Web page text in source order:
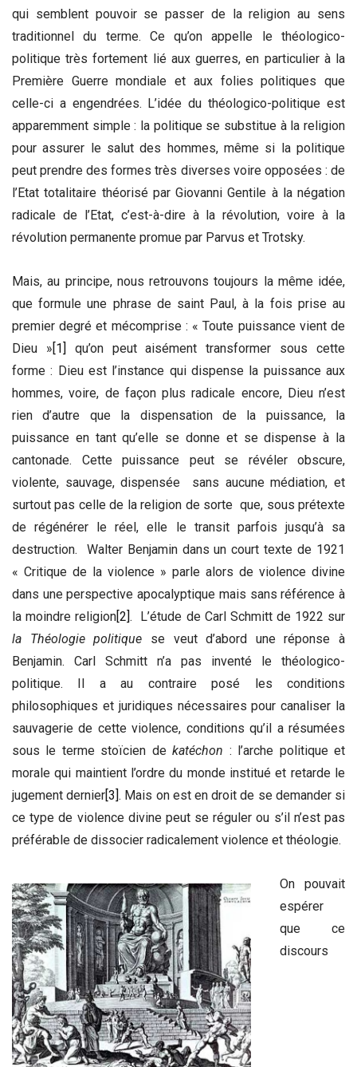
qui semblent pouvoir se passer de la religion au sens
traditionnel du terme. Ce qu’on appelle le théologico-
politique très fortement lié aux guerres, en particulier à la
Première Guerre mondiale et aux folies politiques que
celle-ci a engendrées. L’idée du théologico-politique est
apparemment simple : la politique se substitue à la religion
pour assurer le salut des hommes, même si la politique
peut prendre des formes très diverses voire opposées : de
l’Etat totalitaire théorisé par Giovanni Gentile à la négation
radicale de l’Etat, c’est-à-dire à la révolution, voire à la
révolution permanente promue par Parvus et Trotsky.
Mais, au principe, nous retrouvons toujours la même idée,
que formule une phrase de saint Paul, à la fois prise au
premier degré et mécomprise : « Toute puissance vient de
Dieu »[1] qu’on peut aisément transformer sous cette
forme : Dieu est l’instance qui dispense la puissance aux
hommes, voire, de façon plus radicale encore, Dieu n’est
rien d’autre que la dispensation de la puissance, la
puissance en tant qu’elle se donne et se dispense à la
cantonade. Cette puissance peut se révéler obscure,
violente, sauvage, dispensée sans aucune médiation, et
surtout pas celle de la religion de sorte que, sous prétexte
de régénérer le réel, elle le transit parfois jusqu’à sa
destruction. Walter Benjamin dans un court texte de 1921
« Critique de la violence » parle alors de violence divine
dans une perspective apocalyptique mais sans référence à
la moindre religion[2]. L’étude de Carl Schmitt de 1922 sur
la Théologie politique se veut d’abord une réponse à
Benjamin. Carl Schmitt n’a pas inventé le théologico-
politique. Il a au contraire posé les conditions
philosophiques et juridiques nécessaires pour canaliser la
sauvagerie de cette violence, conditions qu’il a résumées
sous le terme stoïcien dekatéchon : l’arche politique et
morale qui maintient l’ordre du monde institué et retarde le
jugement dernier[3]. Mais on est en droit de se demander si
ce type de violence divine peut se réguler ou s’il n’est pas
préférable de dissocier radicalement violence et théologie.
On pouvait
espérer
que ce
discours